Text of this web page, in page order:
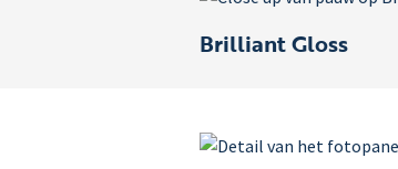
Brilliant Gloss